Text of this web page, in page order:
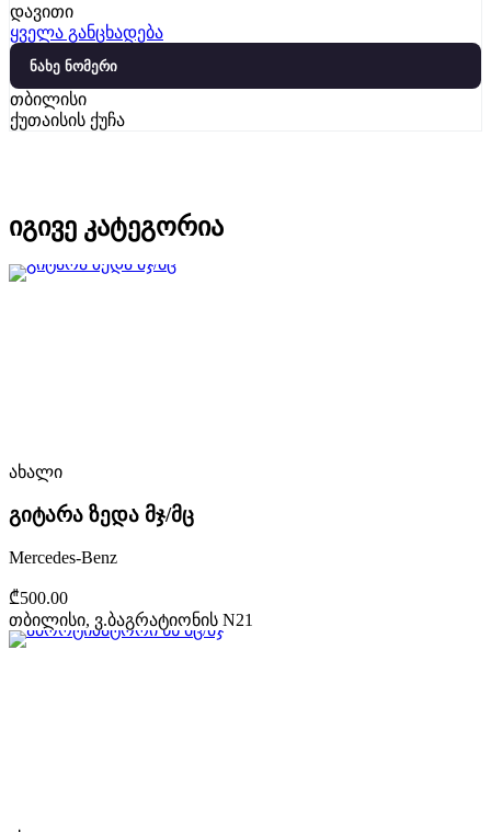
დავითი
ყველა განცხადება
ნახე ნომერი
თბილისი
ქუთაისის ქუჩა
იგივე კატეგორია
ახალი
გიტარა ზედა მჯ/მც
Mercedes-Benz
₾500.00
თბილისი, ვ.ბაგრატიონის N21